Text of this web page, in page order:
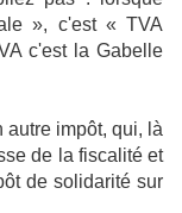
», c'est « TVA
c'est la Gabelle
autre impôt, qui, là
de la fiscalité et
de solidarité sur